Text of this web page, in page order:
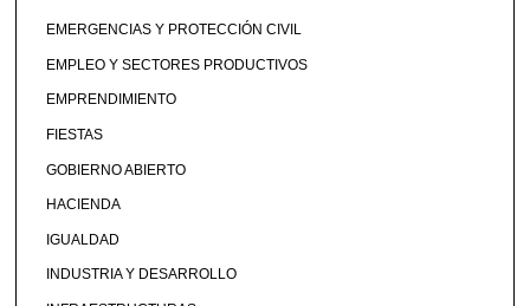
EMERGENCIAS Y PROTECCIÓN CIVIL
EMPLEO Y SECTORES PRODUCTIVOS
EMPRENDIMIENTO
FIESTAS
GOBIERNO ABIERTO
HACIENDA
IGUALDAD
INDUSTRIA Y DESARROLLO